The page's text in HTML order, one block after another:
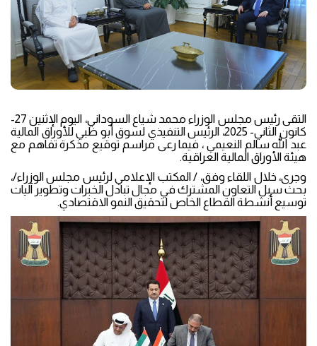
التقى رئيس مجلس الوزراء محمد شياع السوداني، اليوم الإثنين 27-
كانون الثاني- 2025، الرئيس التنفيذي لسوق أبو ظبي للأوراق المالية
عبد الله سالم النعيمي ، فيما رعى مراسم توقيع مذكرة تفاهم مع
هيئة الأوراق المالية العراقية.
وجرى، خلال اللقاء وفق، / المكتب الإعلامي لرئيس مجلس الوزراء/،
بحث سبل التعاون المشترك في مجال تبادل الخبرات وتطوير آليات
توسيع أنشطة القطاع الخاص لتحقيق النمو الاقتصادي.